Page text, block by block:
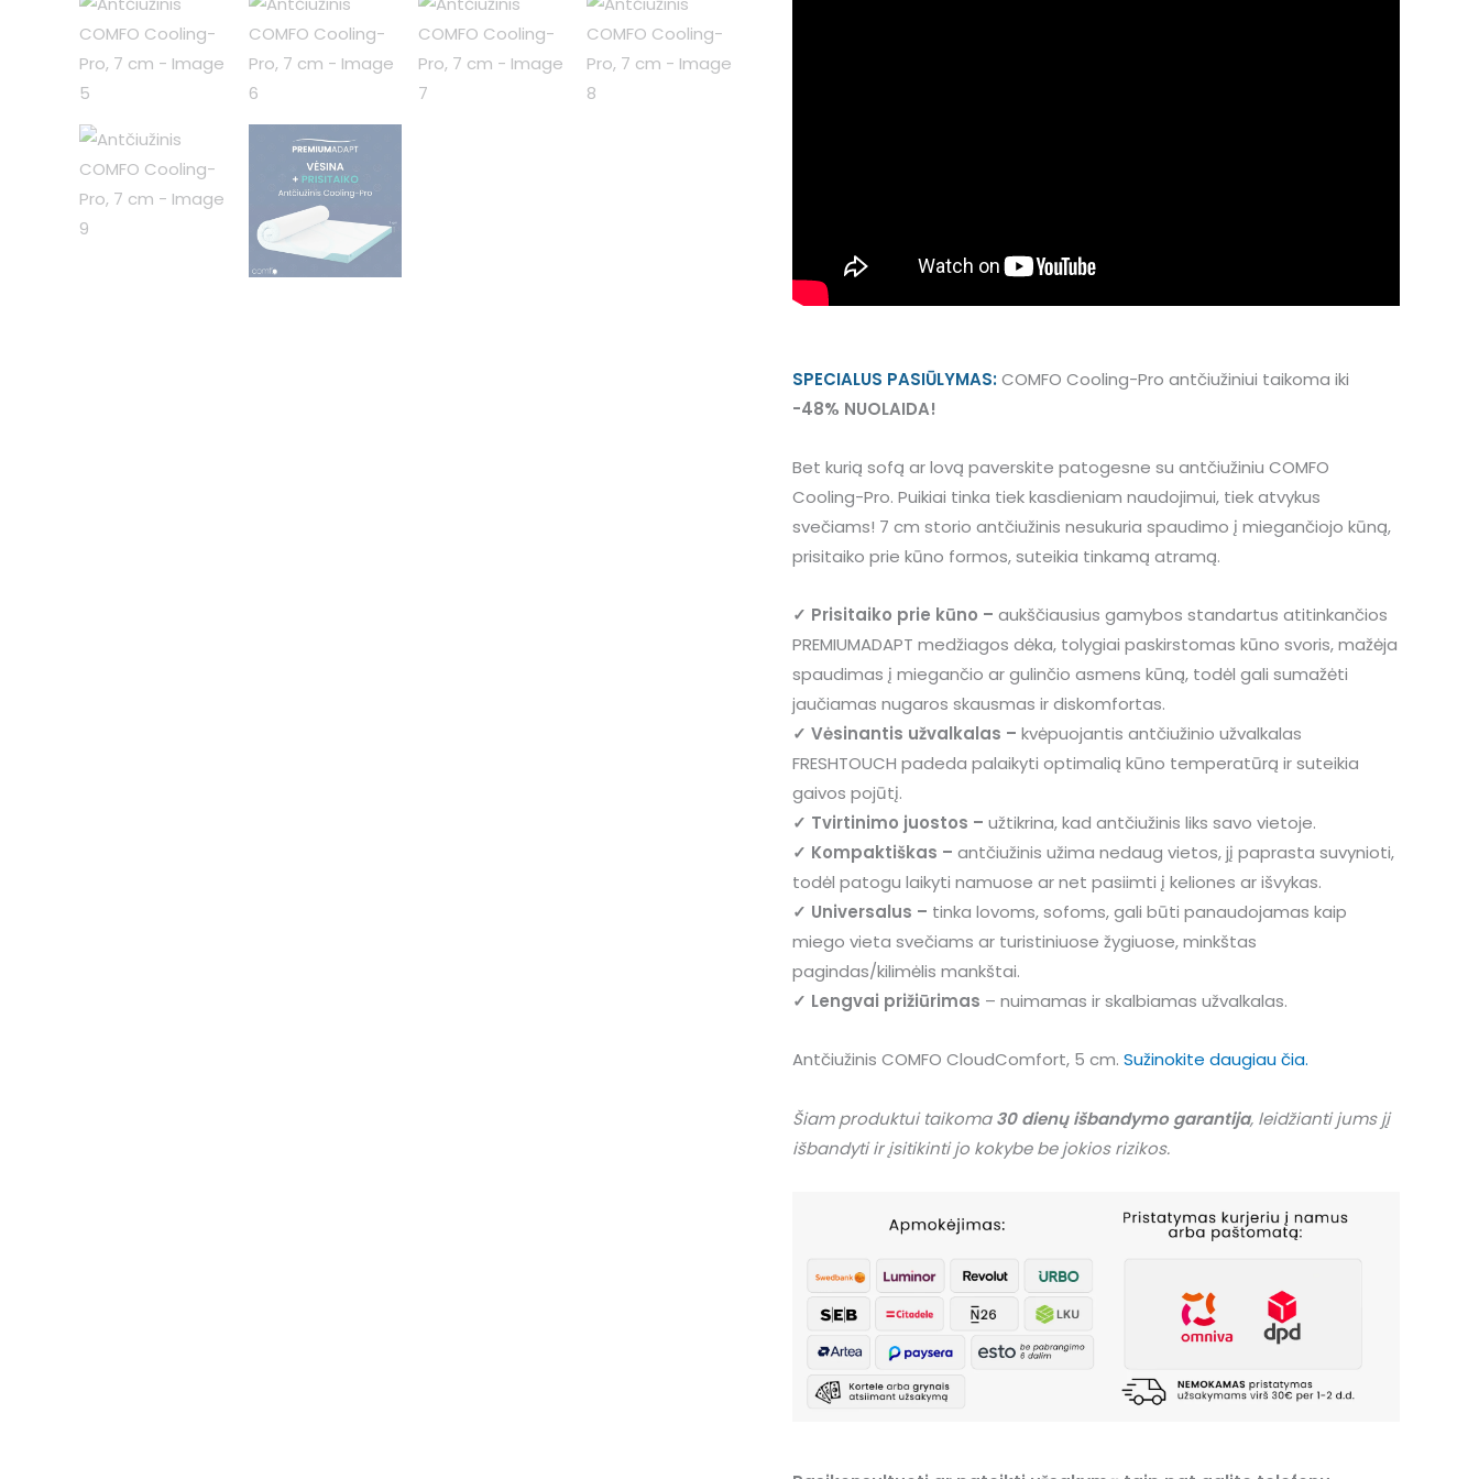
SPECIALUS PASIŪLYMAS:COMFO Cooling-Pro antčiužiniui taikoma iki
-48% NUOLAIDA!
Bet kurią sofą ar lovą paverskite patogesne su antčiužiniu COMFO
Cooling-Pro. Puikiai tinka tiek kasdieniam naudojimui, tiek atvykus
svečiams! 7 cm storio antčiužinis nesukuria spaudimo į miegančiojo kūną,
prisitaiko prie kūno formos, suteikia tinkamą atramą.
✓ Prisitaiko prie kūno – aukščiausius gamybos standartus atitinkančios
PREMIUMADAPT medžiagos dėka, tolygiai paskirstomas kūno svoris, mažėja
spaudimas į miegančio ar gulinčio asmens kūną, todėl gali sumažėti
jaučiamas nugaros skausmas ir diskomfortas.
✓ Vėsinantis užvalkalas – kvėpuojantis antčiužinio užvalkalas
FRESHTOUCH padeda palaikyti optimalią kūno temperatūrą ir suteikia
gaivos pojūtį.
✓ Tvirtinimo juostos – užtikrina, kad antčiužinis liks savo vietoje.
✓ Kompaktiškas – antčiužinis užima nedaug vietos, jį paprasta suvynioti,
todėl patogu laikyti namuose ar net pasiimti į keliones ar išvykas.
✓ Universalus – tinka lovoms, sofoms, gali būti panaudojamas kaip
miego vieta svečiams ar turistiniuose žygiuose, minkštas
pagindas/kilimėlis mankštai.
✓ Lengvai prižiūrimas – nuimamas ir skalbiamas užvalkalas.
Antčiužinis COMFO CloudComfort, 5 cm. Sužinokite daugiau čia.
Šiam produktui taikoma30 dienų išbandymo garantija, leidžianti jums jį
išbandyti ir įsitikinti jo kokybe be jokios rizikos.